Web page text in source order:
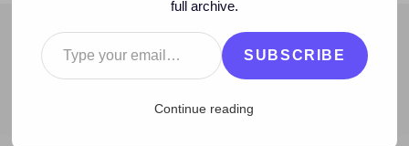
BLOG
2008 > October > 14 > Muzica noua > Red Hot Chilli Peppers
full archive.
Type your email…
SUBSCRIBE
Continue reading